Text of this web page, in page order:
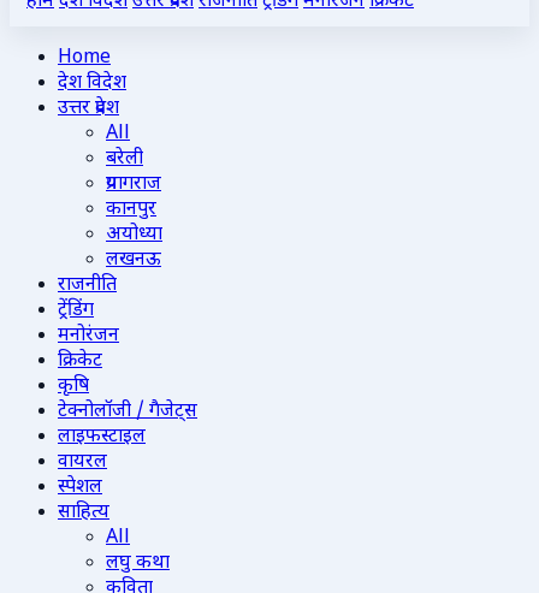
Home
देश विदेश
उत्तर प्रदेश
All
बरेली
प्रयागराज
कानपुर
अयोध्या
लखनऊ
राजनीति
ट्रेंडिंग
मनोरंजन
क्रिकेट
कृषि
टेक्नोलॉजी / गैजेट्स
लाइफस्टाइल
वायरल
स्पेशल
साहित्य
All
लघु कथा